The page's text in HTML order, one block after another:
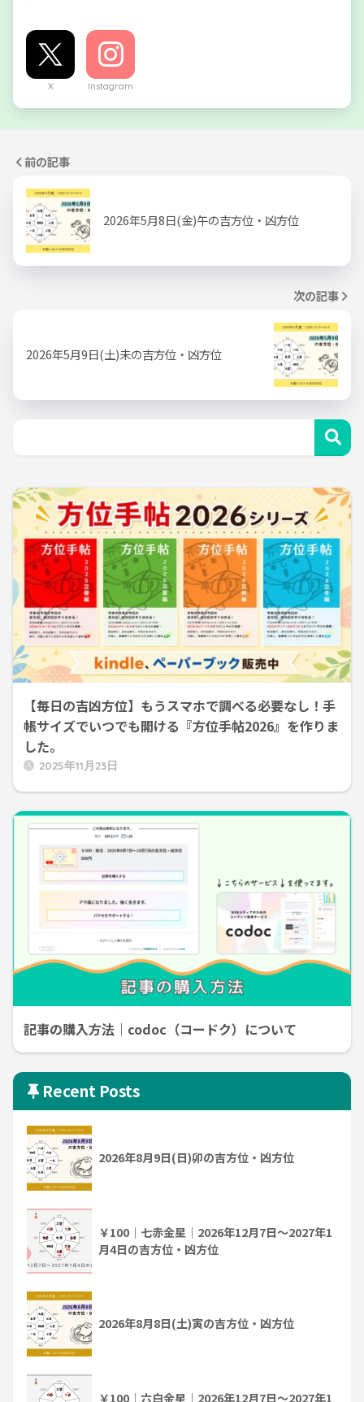
X Instagram
前の記事
2026年5月8日(金)午の吉方位・凶方位
次の記事
2026年5月9日(土)未の吉方位・凶方位
【毎日の吉凶方位】もうスマホで調べる必要なし！手
帳サイズでいつでも開ける『方位手帖2026』を作りま
した。
2025年11月23日
記事の購入方法｜codoc（コードク）について
Recent Posts
2026年8月9日(日)卯の吉方位・凶方位
￥100｜七赤金星｜2026年12月7日～2027年1
月4日の吉方位・凶方位
2026年8月8日(土)寅の吉方位・凶方位
￥100｜六白金星｜2026年12月7日～2027年1